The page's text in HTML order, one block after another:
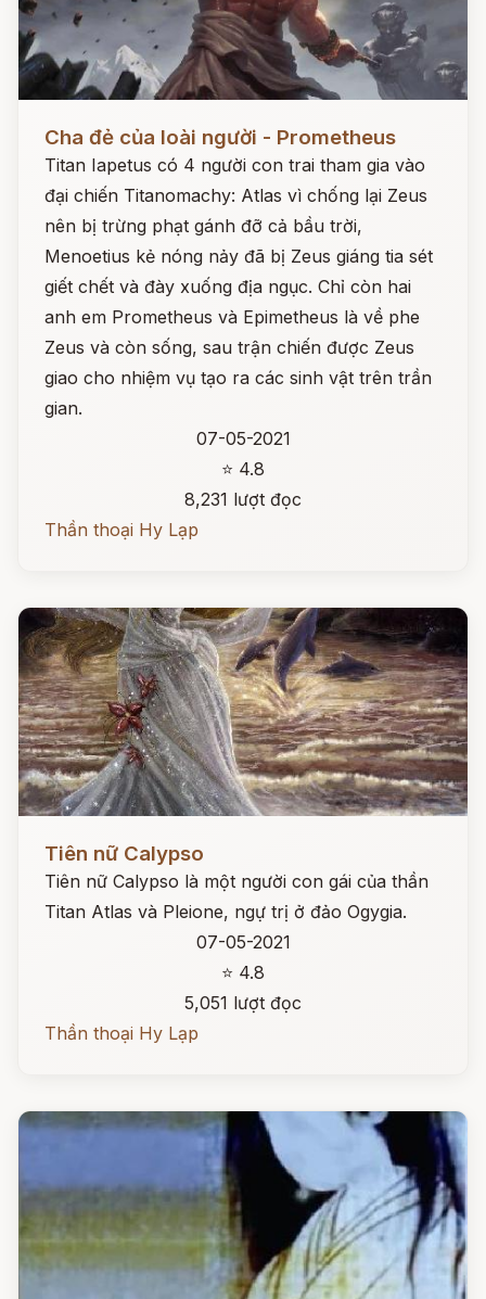
Cha đẻ của loài người - Prometheus
Titan Iapetus có 4 người con trai tham gia vào
đại chiến Titanomachy: Atlas vì chống lại Zeus
nên bị trừng phạt gánh đỡ cả bầu trời,
Menoetius kẻ nóng nảy đã bị Zeus giáng tia sét
giết chết và đày xuống địa ngục. Chỉ còn hai
anh em Prometheus và Epimetheus là về phe
Zeus và còn sống, sau trận chiến được Zeus
giao cho nhiệm vụ tạo ra các sinh vật trên trần
gian.
07-05-2021
⭐ 4.8
8,231 lượt đọc
Thần thoại Hy Lạp
Tiên nữ Calypso
Tiên nữ Calypso là một người con gái của thần
Titan Atlas và Pleione, ngự trị ở đảo Ogygia.
07-05-2021
⭐ 4.8
5,051 lượt đọc
Thần thoại Hy Lạp